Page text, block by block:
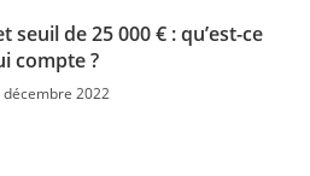
seuil de 25 000 € : qu’est-ce
compte ?
décembre 2022